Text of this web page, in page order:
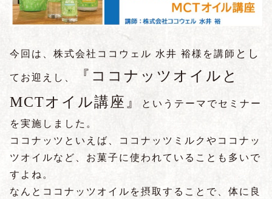
今回は、株式会社ココウェル 水井 裕様を講師 とし
てお迎えし、
『ココナッツオイルと
MCTオイル講座』
というテーマでセミナー
を実施しました。
ココナッツといえば、ココナッツミルクやココナッ
ツオイルなど、お菓子に使われていることも多いで
すよね。
なんとココナッツオイルを摂取することで、体に良